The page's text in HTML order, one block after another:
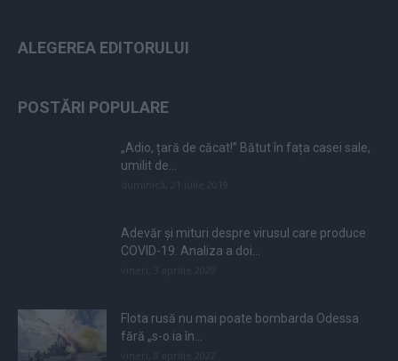
ALEGEREA EDITORULUI
POSTĂRI POPULARE
„Adio, țară de căcat!” Bătut în fața casei sale,
umilit de...
Adevăr și mituri despre virusul care produce
COVID-19. Analiza a doi...
Flota rusă nu mai poate bombarda Odessa
fără „s-o ia în...